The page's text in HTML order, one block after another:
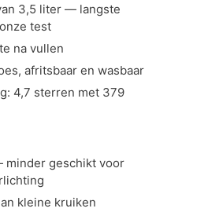
3,5 liter — langste
test
na vullen
afritsbaar en wasbaar
4,7 sterren met 379
minder geschikt voor
kleine kruiken